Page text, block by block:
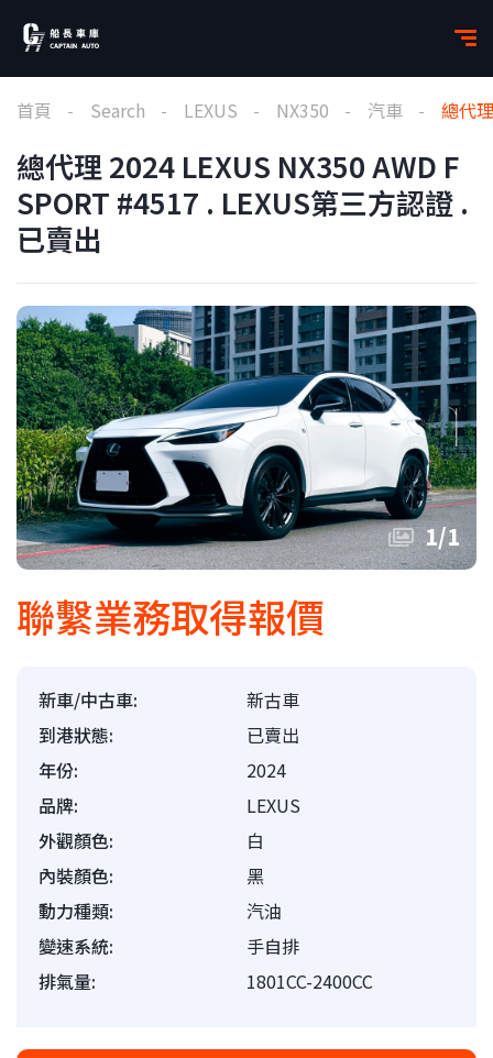
首頁 Search LEXUS NX350 汽車 總代
總代理 2024 LEXUS NX350 AWD F
SPORT #4517 . LEXUS第三方認證 .
已賣出
1/1
聯繫業務取得報價
新車/中古車:
新古車
到港狀態:
已賣出
年份:
2024
品牌:
LEXUS
外觀顏色:
白
內裝顏色:
黑
動力種類:
汽油
變速系統:
手自排
排氣量:
1801CC-2400CC